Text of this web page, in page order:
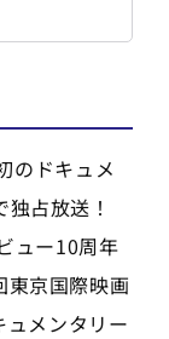
のドキュメ
占放送！
ュー10周年
東京国際映画
メンタリー